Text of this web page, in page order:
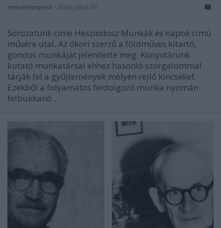
nemzetikonyvtar • 2026. július 07.
Sorozatunk címe Hésziodosz Munkák és napok című
művére utal. Az ókori szerző a földműves kitartó,
gondos munkáját jelenítette meg. Könyvtárunk
kutató munkatársai ehhez hasonló szorgalommal
tárják fel a gyűjtemények mélyén rejlő kincseket.
Ezekből a folyamatos feldolgozó munka nyomán
felbukkanó…